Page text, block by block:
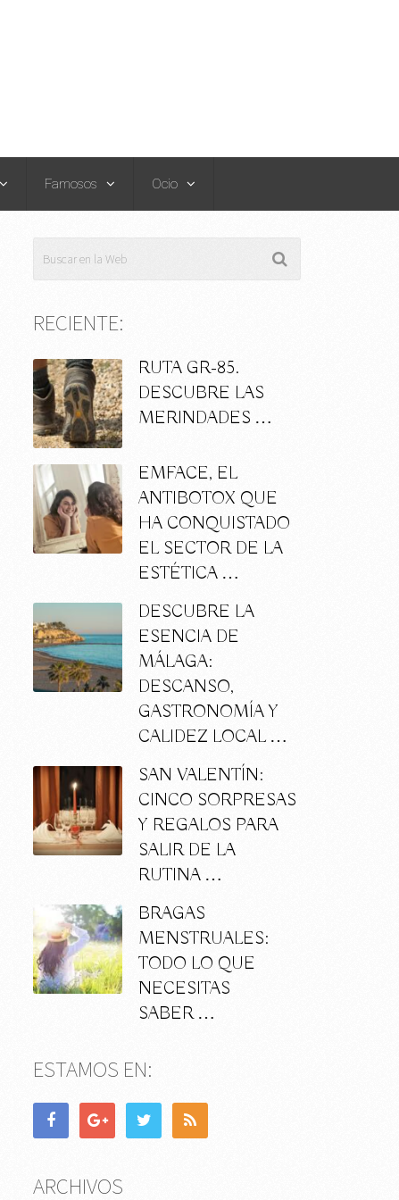
Famosos Ocio
RECIENTE:
RUTA GR-85.
DESCUBRE LAS
MERINDADES …
EMFACE, EL
ANTIBOTOX QUE
HA CONQUISTADO
EL SECTOR DE LA
ESTÉTICA …
DESCUBRE LA
ESENCIA DE
MÁLAGA:
DESCANSO,
GASTRONOMÍA Y
CALIDEZ LOCAL …
SAN VALENTÍN:
CINCO SORPRESAS
Y REGALOS PARA
SALIR DE LA
RUTINA …
BRAGAS
MENSTRUALES:
TODO LO QUE
NECESITAS
SABER …
ESTAMOS EN:
ARCHIVOS